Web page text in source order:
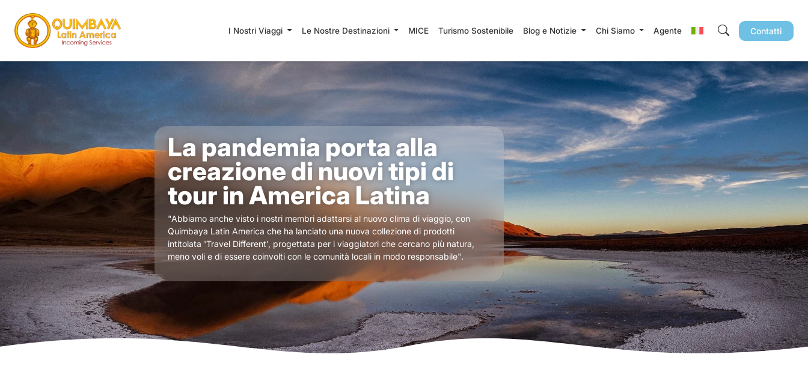
I Nostri Viaggi Le Nostre Destinazioni MICE Turismo Sostenibile Blog e Notizie Chi Siamo Agente Contatti
La pandemia porta alla
creazione di nuovi tipi di
tour in America Latina
"Abbiamo anche visto i nostri membri adattarsi al nuovo clima di viaggio, con
Quimbaya Latin America che ha lanciato una nuova collezione di prodotti
intitolata 'Travel Different', progettata per i viaggiatori che cercano più natura,
meno voli e di essere coinvolti con le comunità locali in modo responsabile".